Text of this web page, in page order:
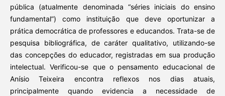
pública (atualmente denominada “séries iniciais do ensino
fundamental”) como instituição que deve oportunizar a
prática democrática de professores e educandos. Trata-se de
pesquisa bibliográfica, de caráter qualitativo, utilizando-se
das concepções do educador, registradas em sua produção
intelectual. Verificou-se que o pensamento educacional de
Anísio Teixeira encontra reflexos nos dias atuais,
principalmente quando evidencia a necessidade de